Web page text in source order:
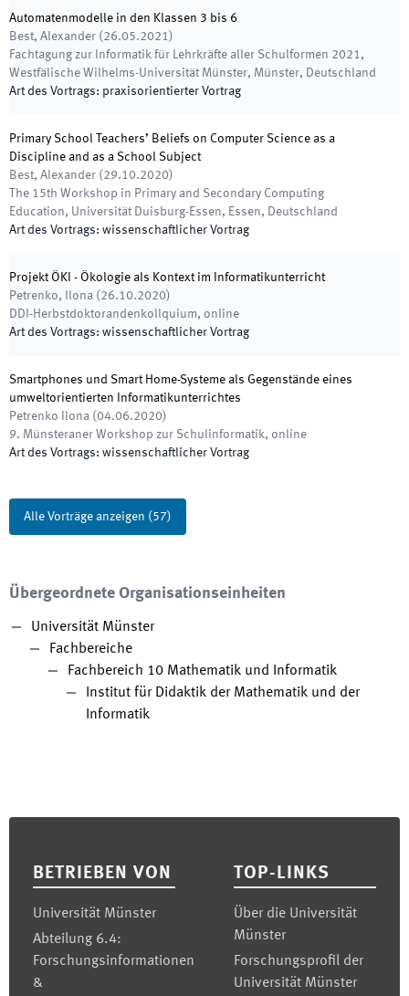
Automatenmodelle in den Klassen 3 bis 6
Best, Alexander ( 26.05.2021)
Fachtagung zur Informatik für Lehrkräfte aller Schulformen 2021,
Westfälische Wilhelms-Universität Münster, Münster, Deutschland
Art des Vortrags: praxisorientierter Vortrag
Primary School Teachers’ Beliefs on Computer Science as a
Discipline and as a School Subject
Best, Alexander ( 29.10.2020)
The 15th Workshop in Primary and Secondary Computing
Education, Universität Duisburg-Essen, Essen, Deutschland
Art des Vortrags: wissenschaftlicher Vortrag
Projekt ÖKI - Ökologie als Kontext im Informatikunterricht
Petrenko, Ilona ( 26.10.2020)
DDI-Herbstdoktorandenkollquium, online
Art des Vortrags: wissenschaftlicher Vortrag
Smartphones und Smart Home-Systeme als Gegenstände eines
umweltorientierten Informatikunterrichtes
Petrenko Ilona (04.06.2020)
9. Münsteraner Workshop zur Schulinformatik, online
Art des Vortrags: wissenschaftlicher Vortrag
Alle Vorträge anzeigen (57)
Übergeordnete Organisationseinheiten
Universität Münster
Fachbereiche
Fachbereich 10 Mathematik und Informatik
Institut für Didaktik der Mathematik und der
Informatik
BETRIEBEN VON
Universität Münster
Abteilung 6.4:
Forschungsinformationen
&
TOP-LINKS
Über die Universität
Münster
Forschungsprofil der
Universität Münster